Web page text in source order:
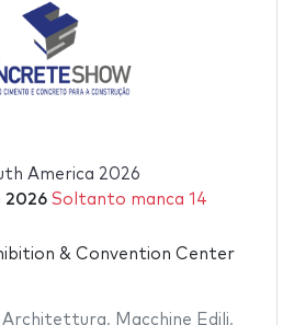
America 2026
2026 Soltanto manca 14
& Convention Center
Architettura, Macchine Edili,